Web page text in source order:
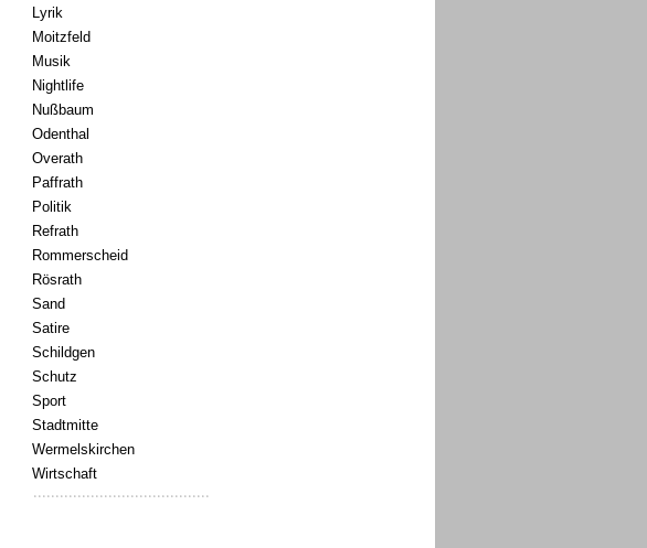
Lyrik
Moitzfeld
Musik
Nightlife
Nußbaum
Odenthal
Overath
Paffrath
Politik
Refrath
Rommerscheid
Rösrath
Sand
Satire
Schildgen
Schutz
Sport
Stadtmitte
Wermelskirchen
Wirtschaft